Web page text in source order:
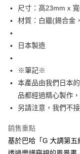
宅配
每筆NT$60，滿
尺寸：高23mm x
材質：白鑞(錫合金
日本製造
※筆記※
本產品由我們日本
品都經過精心製作
另請注意，我們不
銷售重點
基於巴哈「G 大調第五